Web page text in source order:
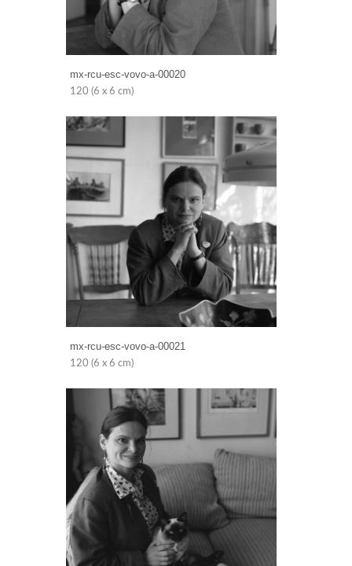
mx-rcu-esc-vovo-a-00020
120 (6 x 6 cm)
mx-rcu-esc-vovo-a-00021
120 (6 x 6 cm)